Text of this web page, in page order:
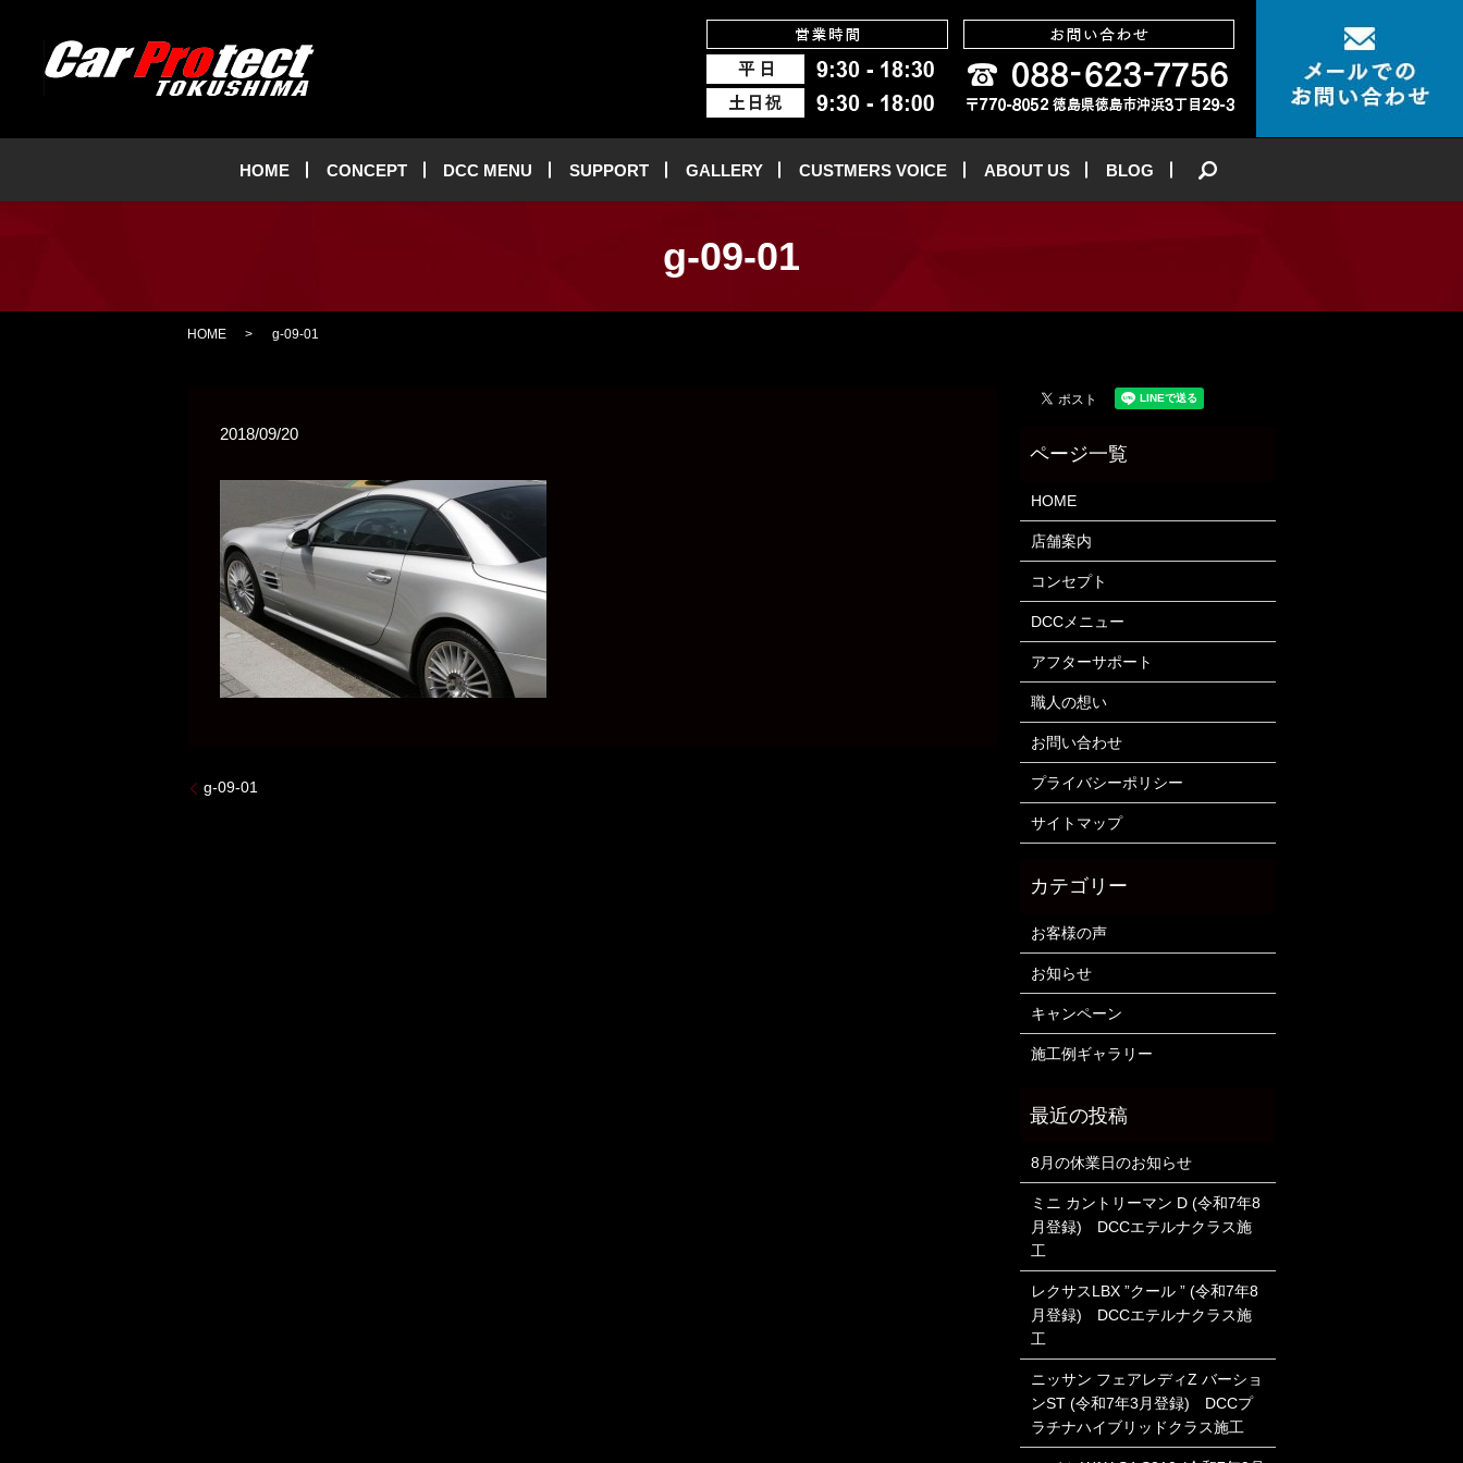
HOME CONCEPT DCC MENU SUPPORT GALLERY CUSTMERS VOICE ABOUT US BLOG
g-09-01
HOME g-09-01
2018/09/20
g-09-01
HOME
店舗案内
コンセプト
DCCメニュー
アフターサポート
職人の想い
お問い合わせ
プライバシーポリシー
サイトマップ
お客様の声
お知らせ
キャンペーン
施工例ギャラリー
8月の休業日のお知らせ
ミニ カントリーマン D (令和7年8
月登録) DCCエテルナクラス施
工
レクサスLBX ”クール ” (令和7年8
月登録) DCCエテルナクラス施
工
ニッサン フェアレディZ バーショ
ンST (令和7年3月登録) DCCプ
ラチナハイブリッドクラス施工